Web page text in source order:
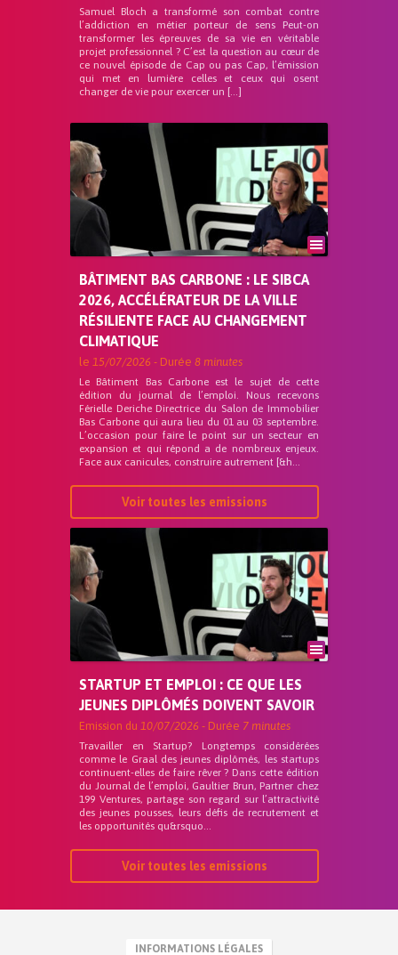
Samuel Bloch a transformé son combat contre
l’addiction en métier porteur de sens Peut-on
transformer les épreuves de sa vie en véritable
projet professionnel ? C’est la question au cœur de
ce nouvel épisode de Cap ou pas Cap, l’émission
qui met en lumière celles et ceux qui osent
changer de vie pour exercer un […]
BÂTIMENT BAS CARBONE : LE SIBCA
2026, ACCÉLÉRATEUR DE LA VILLE
RÉSILIENTE FACE AU CHANGEMENT
CLIMATIQUE
le 15/07/2026 - Durée 8 minutes
Le Bâtiment Bas Carbone est le sujet de cette
édition du journal de l’emploi. Nous recevons
Férielle Deriche Directrice du Salon de Immobilier
Bas Carbone qui aura lieu du 01 au 03 septembre.
L’occasion pour faire le point sur un secteur en
expansion et qui répond a de nombreux enjeux.
Face aux canicules, construire autrement [&h...
Voir toutes les emissions
STARTUP ET EMPLOI : CE QUE LES
JEUNES DIPLÔMÉS DOIVENT SAVOIR
Emission du 10/07/2026 - Durée 7 minutes
Travailler en Startup? Longtemps considérées
comme le Graal des jeunes diplômés, les startups
continuent-elles de faire rêver ? Dans cette édition
du Journal de l’emploi, Gaultier Brun, Partner chez
199 Ventures, partage son regard sur l’attractivité
des jeunes pousses, leurs défis de recrutement et
les opportunités qu&rsquo...
Voir toutes les emissions
INFORMATIONS LÉGALES